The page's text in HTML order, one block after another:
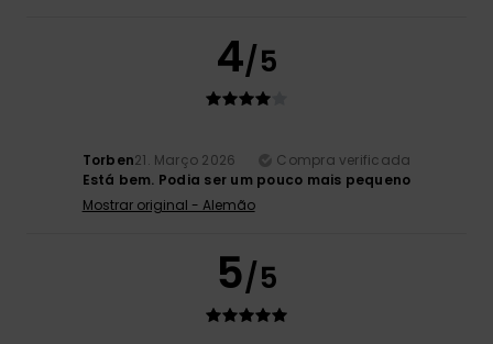
4/5
Torben21. Março 2026
Compra verificada
Está bem. Podia ser um pouco mais pequeno
Mostrar original - Alemão
5/5